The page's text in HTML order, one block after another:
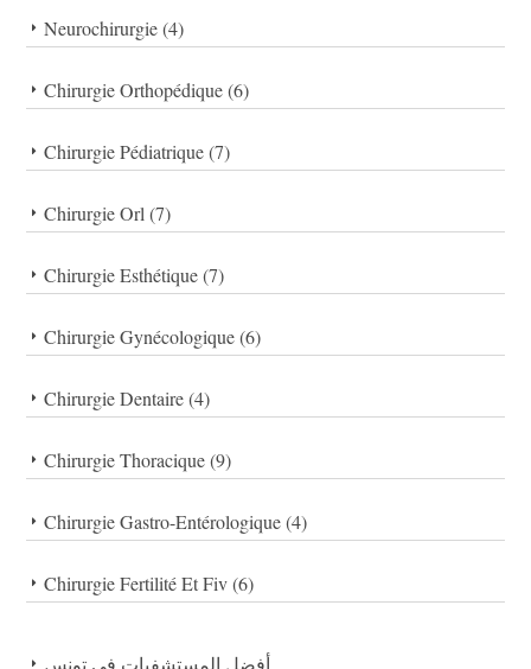
Neurochirurgie (4)
Chirurgie Orthopédique (6)
Chirurgie Pédiatrique (7)
Chirurgie Orl (7)
Chirurgie Esthétique (7)
Chirurgie Gynécologique (6)
Chirurgie Dentaire (4)
Chirurgie Thoracique (9)
Chirurgie Gastro-Entérologique (4)
Chirurgie Fertilité Et Fiv (6)
أفضل المستشفيات في تونس